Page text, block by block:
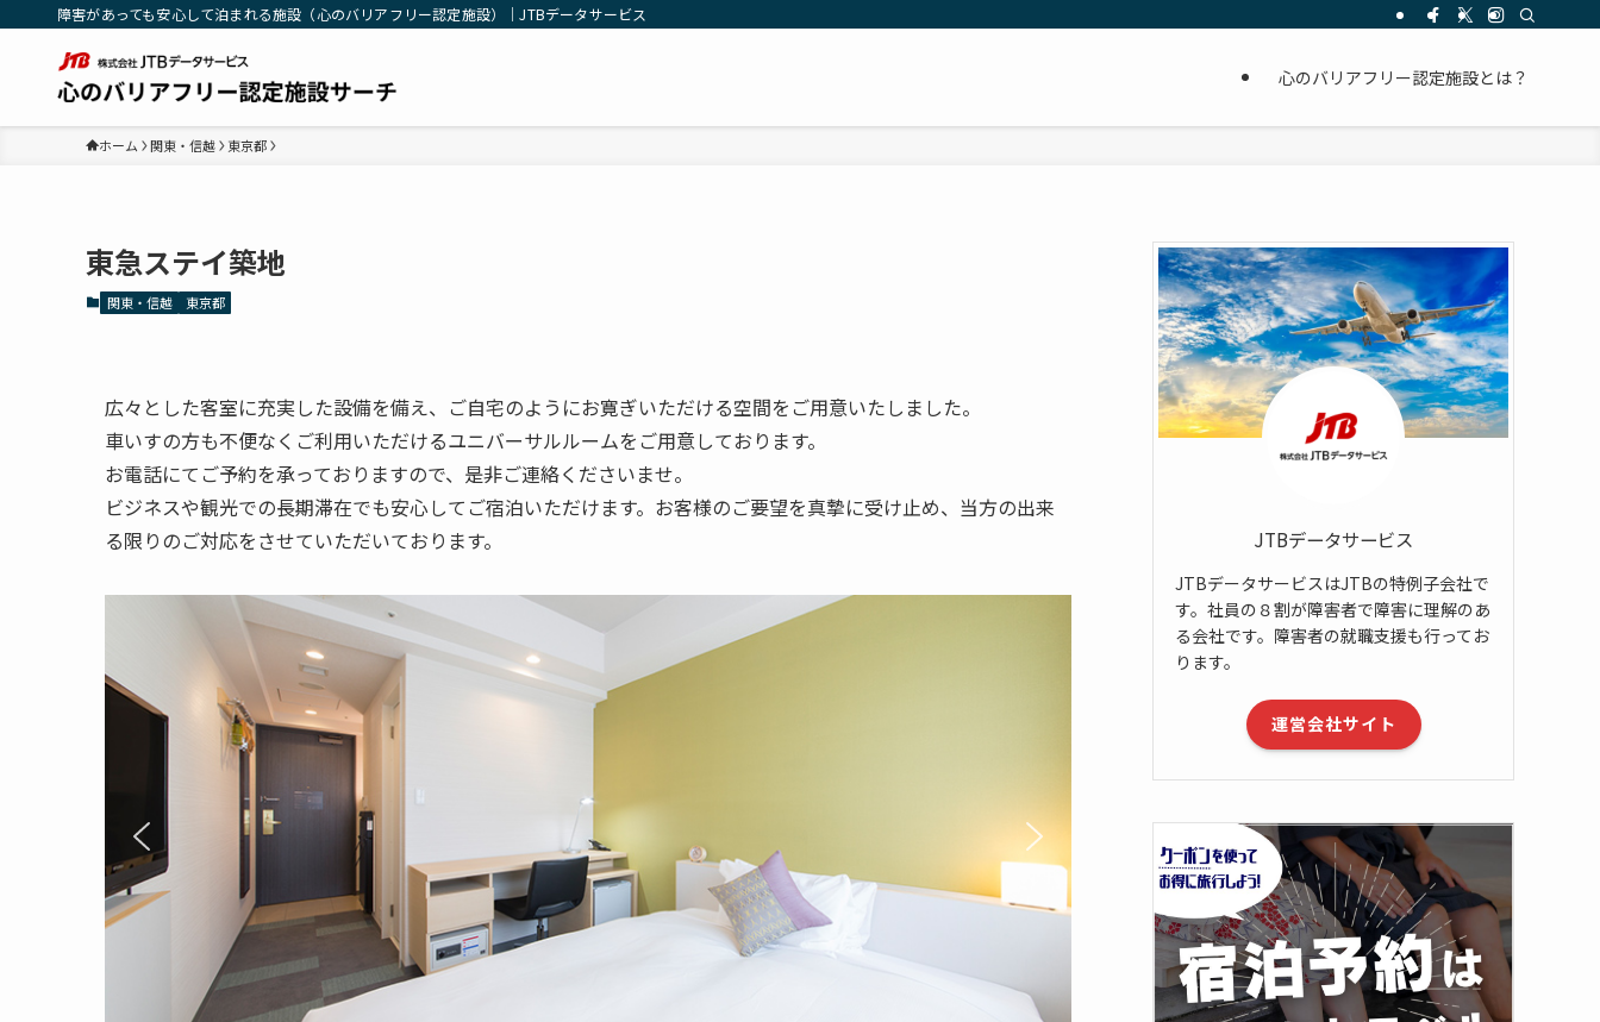
障害があっても安心して泊まれる施設（心のバリアフリー認定施設）｜JTBデータサービス
心のバリアフリー認定施設とは？
ホーム 関東・信越 東京都
東急ステイ築地
関東・信越 東京都
広々とした客室に充実した設備を備え、ご自宅のようにお寛ぎいただける空間をご用意いたしました。
車いすの方も不便なくご利用いただけるユニバーサルルームをご用意しております。
お電話にてご予約を承っておりますので、是非ご連絡くださいませ。
ビジネスや観光での長期滞在でも安心してご宿泊いただけます。お客様のご要望を真摯に受け止め、当方の出来
る限りのご対応をさせていただいております。
JTBデータサービス
JTBデータサービスはJTBの特例子会社で
す。社員の８割が障害者で障害に理解のあ
る会社です。障害者の就職支援も行ってお
ります。
運営会社サイト